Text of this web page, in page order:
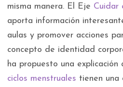
misma manera. El Eje Cuidar
aporta información
aulas y promover acciones
concepto de identidad
ha propuesto una explicación
ciclos menstruales tienen una